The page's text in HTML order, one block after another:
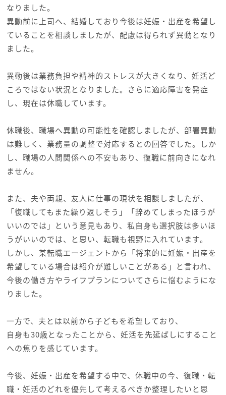
なりました。
異動前に上司へ、結婚しており今後は妊娠・出産を希望し
ていることを相談しましたが、配慮は得られず異動となり
ました。
異動後は業務負担や精神的ストレスが大きくなり、妊活ど
ころではない状況となりました。さらに適応障害を発症
し、現在は休職しています。
休職後、職場へ異動の可能性を確認しましたが、部署異動
は難しく、業務量の調整で対応するとの回答でした。しか
し、職場の人間関係への不安もあり、復職に前向きになれ
ません。
また、夫や両親、友人に仕事の現状を相談しましたが、
「復職してもまた繰り返しそう」「辞めてしまったほうが
いいのでは」という意見もあり、私自身も選択肢は多いほ
うがいいのでは、と思い、転職も視野に入れています。
しかし、某転職エージェントから「将来的に妊娠・出産を
希望している場合は紹介が難しいことがある」と言われ、
今後の働き方やライフプランについてさらに悩むようにな
りました。
一方で、夫とは以前から子どもを希望しており、
自身も30歳となったことから、妊活を先延ばしにすること
への焦りを感じています。
今後、妊娠・出産を希望する中で、休職中の今、復職・転
職・妊活のどれを優先して考えるべきか整理したいと思